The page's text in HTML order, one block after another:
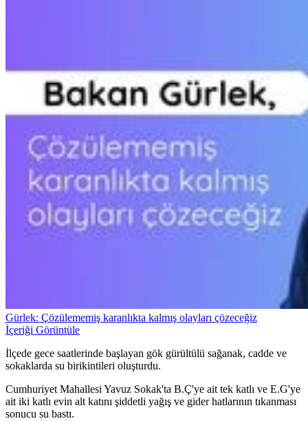
Gürlek: Çözülememiş karanlıkta kalmış olayları çözeceğiz
İçeriği Görüntüle
İlçede gece saatlerinde başlayan gök gürültülü sağanak, cadde ve
sokaklarda su birikintileri oluşturdu.
Cumhuriyet Mahallesi Yavuz Sokak'ta B.Ç'ye ait tek katlı ve E.G'ye
ait iki katlı evin alt katını şiddetli yağış ve gider hatlarının tıkanması
sonucu su bastı.